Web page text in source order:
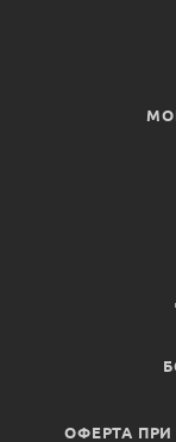
ОФЕРТА